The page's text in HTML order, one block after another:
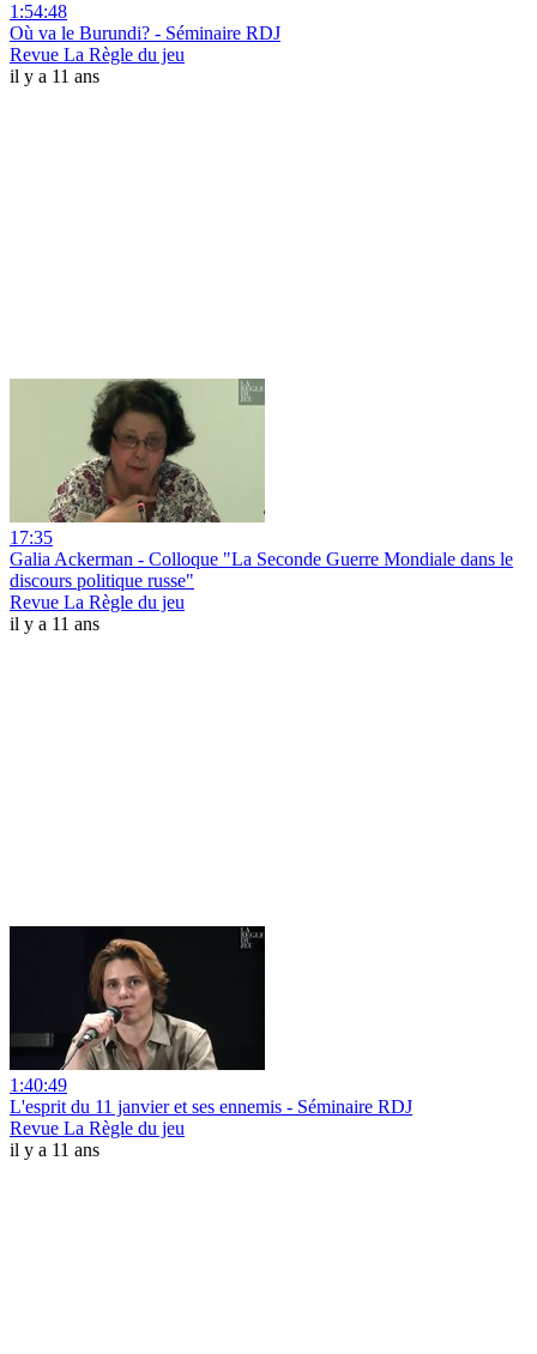
1:54:48
Où va le Burundi? - Séminaire RDJ
Revue La Règle du jeu
il y a 11 ans
17:35
Galia Ackerman - Colloque "La Seconde Guerre Mondiale dans le
discours politique russe"
Revue La Règle du jeu
il y a 11 ans
1:40:49
L'esprit du 11 janvier et ses ennemis - Séminaire RDJ
Revue La Règle du jeu
il y a 11 ans